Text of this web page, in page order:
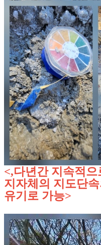
<,다년간 지속적
지자체의 지도단
유기로 가능>